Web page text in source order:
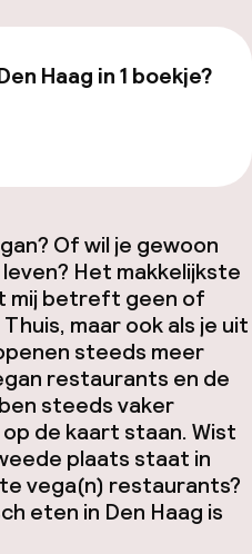
Haag in 1 boekje?
Of wil je gewoon
Het makkelijkste
mij betreft geen of
maar ook als je uit
steeds meer
restaurants en de
steeds vaker
de kaart staan. Wist
plaats staat in
vega(n) restaurants?
eten in Den Haag is